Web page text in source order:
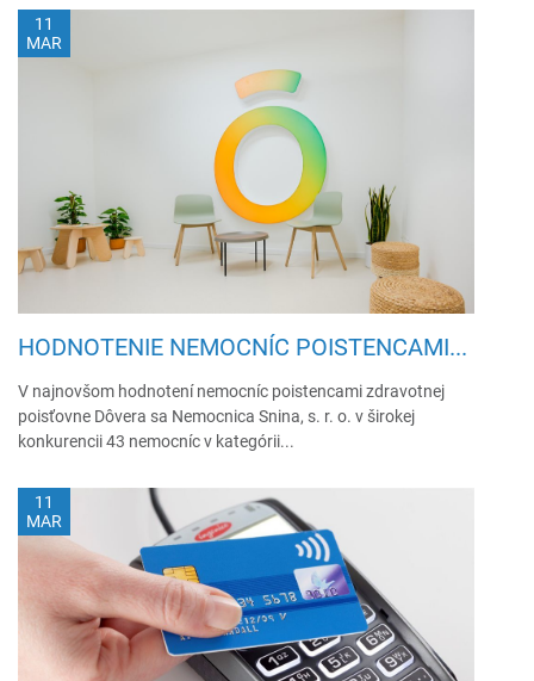
11
MAR
HODNOTENIE NEMOCNÍC POISTENCAMI...
V najnovšom hodnotení nemocníc poistencami zdravotnej
poisťovne Dôvera sa Nemocnica Snina, s. r. o. v širokej
konkurencii 43 nemocníc v kategórii...
11
MAR